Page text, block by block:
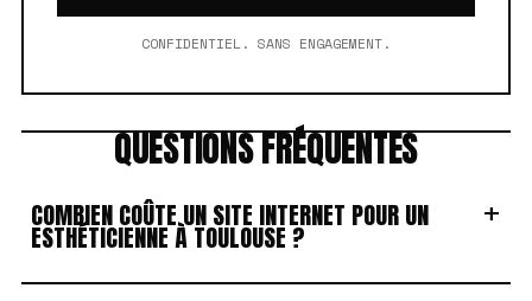
CONFIDENTIEL. SANS ENGAGEMENT.
QUESTIONS FRÉQUENTES
COMBIEN COÛTE UN SITE INTERNET POUR UN
ESTHÉTICIENNE À TOULOUSE ?
+